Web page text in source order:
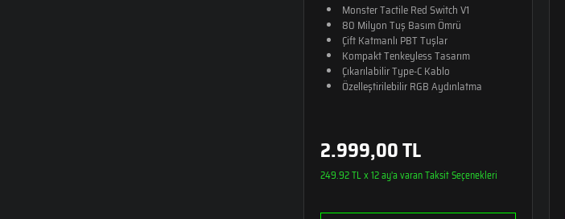
Monster Tactile Red Switch V1
80 Milyon Tuş Basım Ömrü
Çift Katmanlı PBT Tuşlar
Kompakt Tenkeyless Tasarım
Çıkarılabilir Type-C Kablo
Özelleştirilebilir RGB Aydınlatma
2.999,00 TL
249.92 TL x 12 ay'a varan Taksit Seçenekleri